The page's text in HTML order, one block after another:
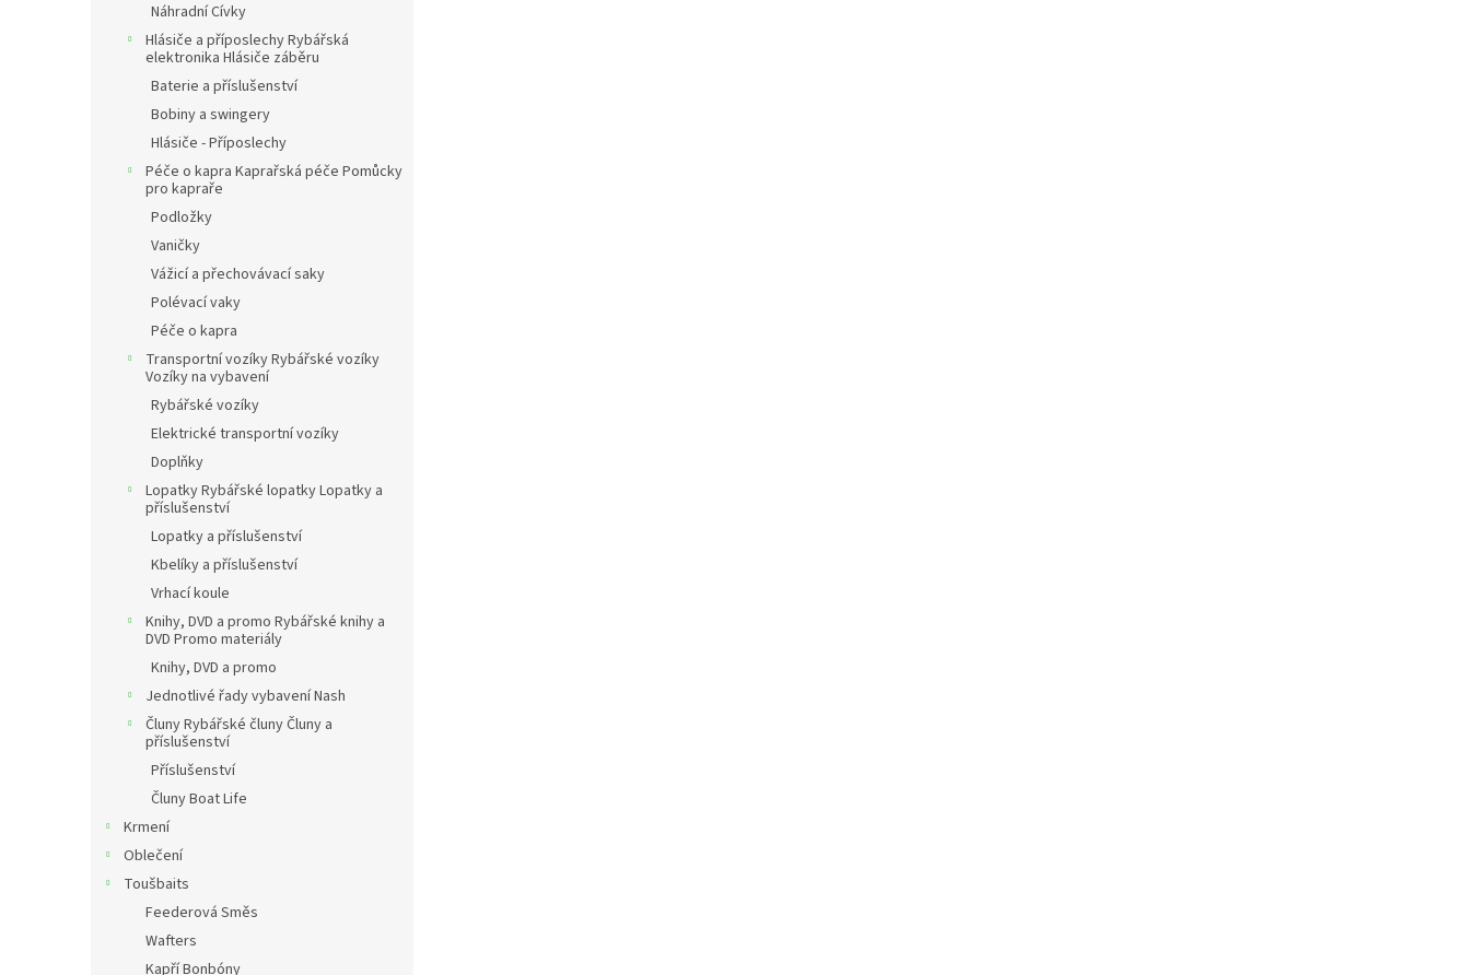
Náhradní Cívky
Hlásiče a příposlechy Rybářská
elektronika Hlásiče záběru
Baterie a příslušenství
Bobiny a swingery
Hlásiče - Příposlechy
Péče o kapra Kaprařská péče Pomůcky
pro kapraře
Podložky
Vaničky
Vážicí a přechovávací saky
Polévací vaky
Péče o kapra
Transportní vozíky Rybářské vozíky
Vozíky na vybavení
Rybářské vozíky
Elektrické transportní vozíky
Doplňky
Lopatky Rybářské lopatky Lopatky a
příslušenství
Lopatky a příslušenství
Kbelíky a příslušenství
Vrhací koule
Knihy, DVD a promo Rybářské knihy a
DVD Promo materiály
Knihy, DVD a promo
Jednotlivé řady vybavení Nash
Čluny Rybářské čluny Čluny a
příslušenství
Příslušenství
Čluny Boat Life
Krmení
Oblečení
Toušbaits
Feederová Směs
Wafters
Kapří Bonbóny